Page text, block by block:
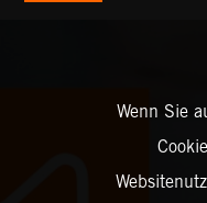
Wenn Sie